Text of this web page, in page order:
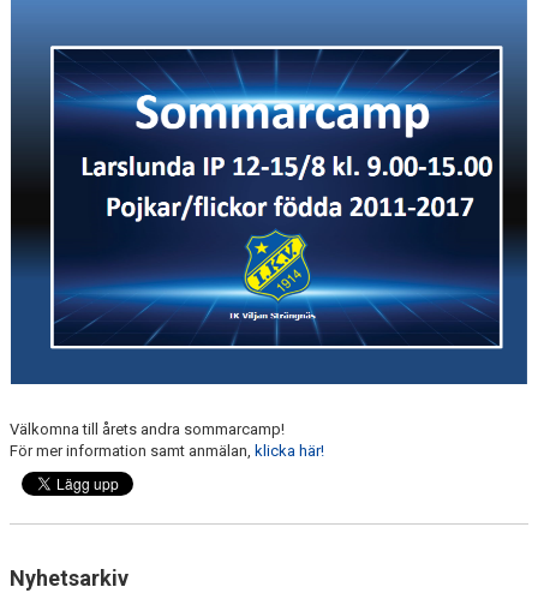
Välkomna till årets andra sommarcamp!
För mer information samt anmälan, klicka här!
Nyhetsarkiv